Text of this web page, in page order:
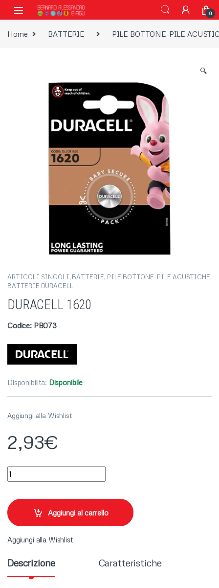
Vai alla navigazione
Vai al contenuto
0
Home BATTERIE PILE BOTTONE-PILE
🔍
ARTICOLI SINGOLI, BATTERIE, PILE BOTTONE-PILE ACUSTICHE,
BATTERIE DURACELL
DURACELL 1620
Codice: PB073
Disponibilità: Disponibile
Aggiungi alla Wishlist
2,93€
DURACELL 1620 quantity
Aggiungi al carrello
Aggiungi alla Wishlist
Descrizione Caratteristiche